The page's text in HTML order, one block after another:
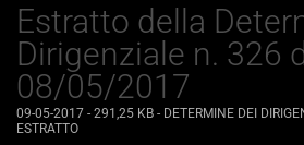
Estratto della
Dirigenziale n. 326
08/05/2017
09-05-2017 - 291,25 KB - DETERMINE DEI
ESTRATTO